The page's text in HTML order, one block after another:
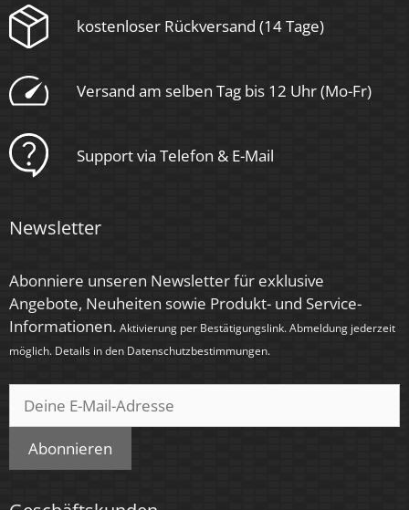
kostenloser Rückversand (14 Tage)
Versand am selben Tag bis 12 Uhr (Mo-Fr)
Support via Telefon & E-Mail
Newsletter
Abonniere unseren Newsletter für exklusive
Angebote, Neuheiten sowie Produkt- und Service-
Informationen. Aktivierung per Bestätigungslink. Abmeldung jederzeit
möglich. Details in den Datenschutzbestimmungen.
Abonnieren